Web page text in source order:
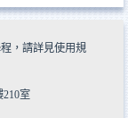
，請詳見使用規
210室